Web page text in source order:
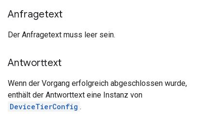
Anfragetext
Der Anfragetext muss leer sein.
Antworttext
Wenn der Vorgang erfolgreich abgeschlossen wurde,
enthält der Antworttext eine Instanz von
DeviceTierConfig .